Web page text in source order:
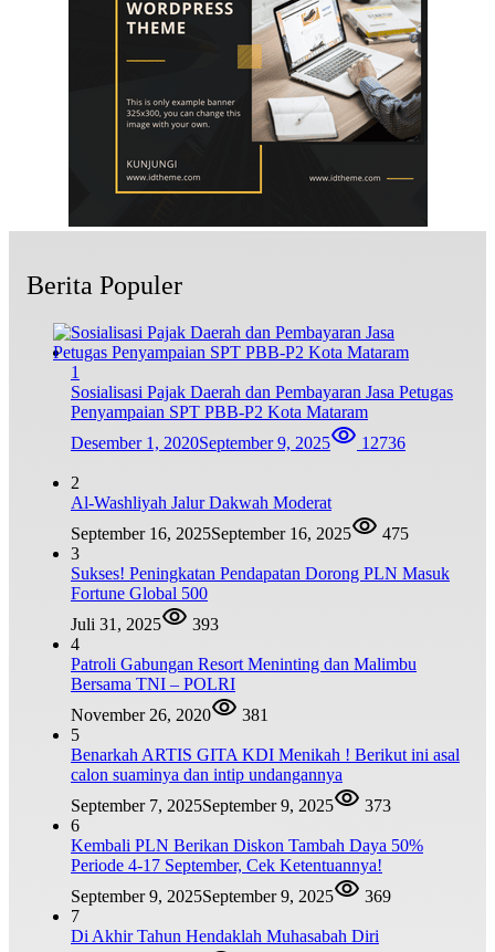
Berita Populer
1
Sosialisasi Pajak Daerah dan Pembayaran Jasa Petugas
Penyampaian SPT PBB-P2 Kota Mataram
Desember 1, 2020September 9, 2025 12736
2
Al-Washliyah Jalur Dakwah Moderat
September 16, 2025September 16, 2025
475
3
Sukses! Peningkatan Pendapatan Dorong PLN Masuk
Fortune Global 500
Juli 31, 2025
393
4
Patroli Gabungan Resort Meninting dan Malimbu
Bersama TNI – POLRI
November 26, 2020
381
5
Benarkah ARTIS GITA KDI Menikah ! Berikut ini asal
calon suaminya dan intip undangannya
September 7, 2025September 9, 2025
373
6
Kembali PLN Berikan Diskon Tambah Daya 50%
Periode 4-17 September, Cek Ketentuannya!
September 9, 2025September 9, 2025
369
7
Di Akhir Tahun Hendaklah Muhasabah Diri